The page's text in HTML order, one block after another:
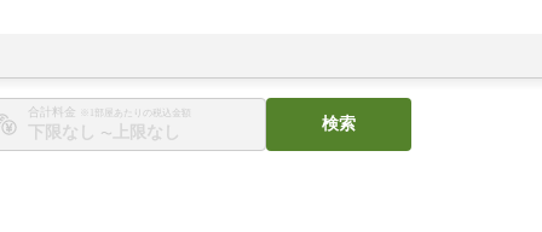
合計料金 ※1部屋あたりの税込金額
〜
検索